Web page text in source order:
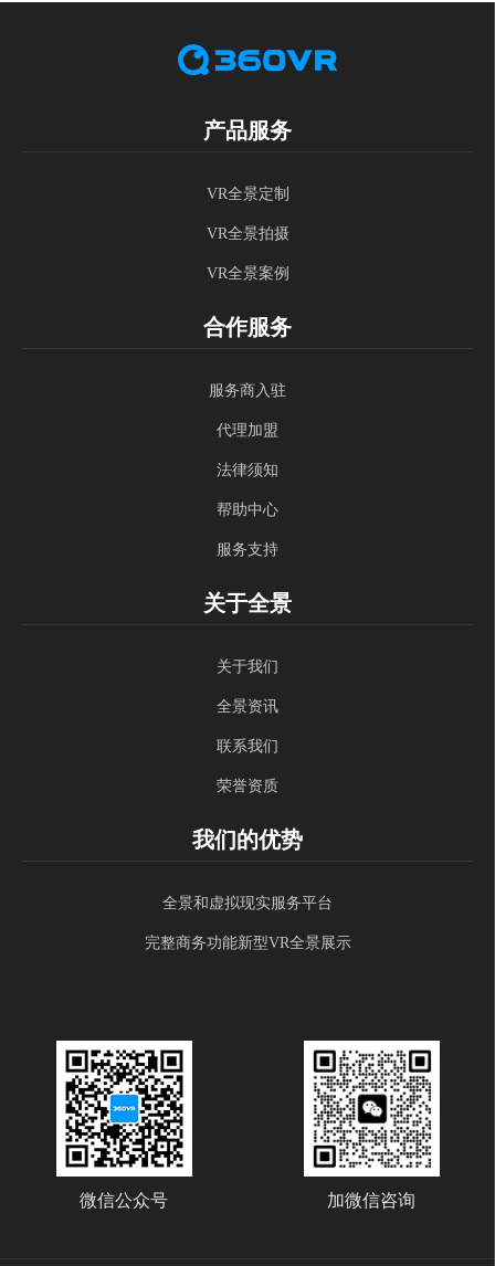
产品服务
VR全景定制
VR全景拍摄
VR全景案例
合作服务
服务商入驻
代理加盟
法律须知
帮助中心
服务支持
关于全景
关于我们
全景资讯
联系我们
荣誉资质
我们的优势
全景和虚拟现实服务平台
完整商务功能新型VR全景展示
微信公众号 加微信咨询